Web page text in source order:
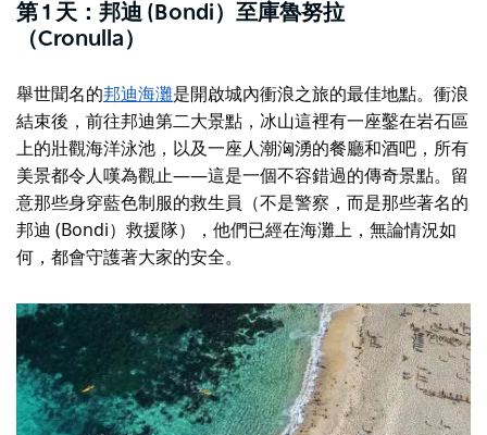
第 1 天：邦迪 (Bondi）至庫魯努拉
（Cronulla）
舉世聞名的邦迪海灘是開啟城內衝浪之旅的最佳地點。衝浪
結束後，前往邦迪第二大景點， 冰山這裡有一座鑿在岩石區
上的壯觀海洋泳池，以及一座人潮洶湧的餐廳和酒吧，所有
美景都令人嘆為觀止——這是一個不容錯過的傳奇景點。留
意那些身穿藍色制服的救生員（不是警察，而是那些著名的
邦迪 (Bondi）救援隊），他們已經在海灘上，無論情況如
何，都會守護著大家的安全。